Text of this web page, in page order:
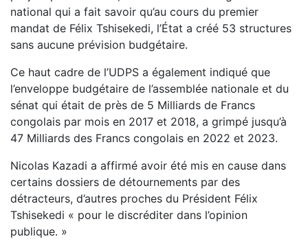
national qui a fait savoir qu’au cours du premier
mandat de Félix Tshisekedi, l’État a créé 53 structures
sans aucune prévision budgétaire.
Ce haut cadre de l’UDPS a également indiqué que
l’enveloppe budgétaire de l’assemblée nationale et du
sénat qui était de près de 5 Milliards de Francs
congolais par mois en 2017 et 2018, a grimpé jusqu’à
47 Milliards des Francs congolais en 2022 et 2023.
Nicolas Kazadi a affirmé avoir été mis en cause dans
certains dossiers de détournements par des
détracteurs, d’autres proches du Président Félix
Tshisekedi « pour le discréditer dans l’opinion
publique. »